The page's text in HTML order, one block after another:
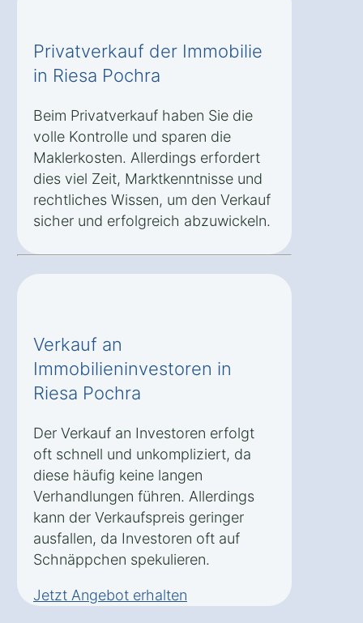
Privatverkauf der Immobilie
in Riesa Pochra
Beim Privatverkauf haben Sie die
volle Kontrolle und sparen die
Maklerkosten. Allerdings erfordert
dies viel Zeit, Marktkenntnisse und
rechtliches Wissen, um den Verkauf
sicher und erfolgreich abzuwickeln.
Verkauf an
Immobilieninvestoren in
Riesa Pochra
Der Verkauf an Investoren erfolgt
oft schnell und unkompliziert, da
diese häufig keine langen
Verhandlungen führen. Allerdings
kann der Verkaufspreis geringer
ausfallen, da Investoren oft auf
Schnäppchen spekulieren.
Jetzt Angebot erhalten